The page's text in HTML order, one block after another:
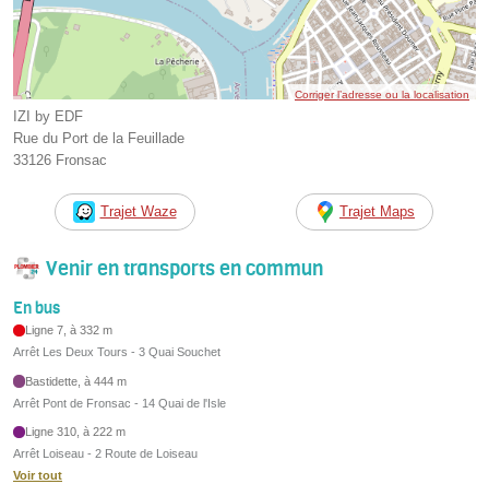
Corriger l’adresse ou la localisation
IZI by EDF
Rue du Port de la Feuillade
33126 Fronsac
Trajet Waze Trajet Maps
Venir en transports en commun
En bus
Ligne 7, à 332 m
Arrêt Les Deux Tours - 3 Quai Souchet
Bastidette, à 444 m
Arrêt Pont de Fronsac - 14 Quai de l'Isle
Ligne 310, à 222 m
Arrêt Loiseau - 2 Route de Loiseau
Voir tout